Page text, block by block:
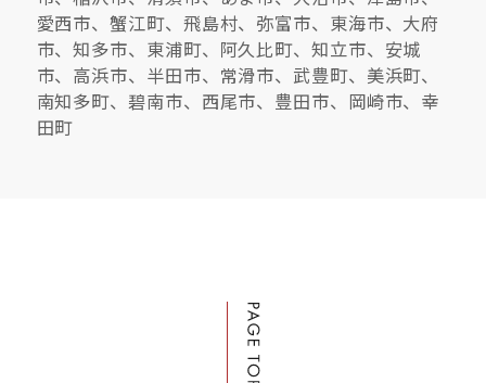
愛西市、蟹江町、飛島村、弥富市、東海市、大府
市、知多市、東浦町、阿久比町、知立市、安城
市、高浜市、半田市、常滑市、武豊町、美浜町、
南知多町、碧南市、西尾市、豊田市、岡崎市、幸
田町